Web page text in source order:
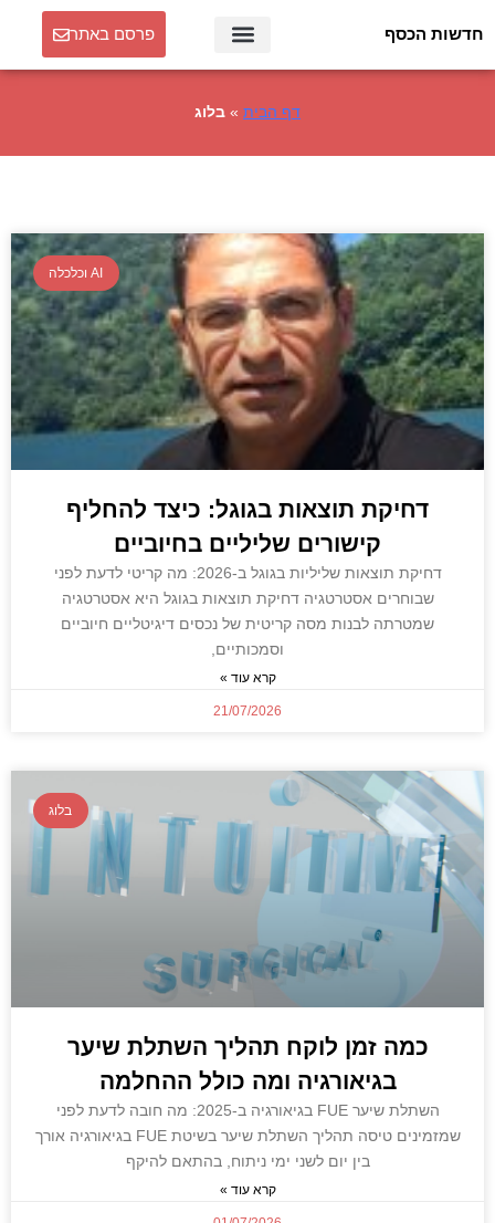
חדשות הכסף פרסם באתר
דף הבית » בלוג
AI וכלכלה
דחיקת תוצאות בגוגל: כיצד להחליף
קישורים שליליים בחיוביים
דחיקת תוצאות שליליות בגוגל ב-2026: מה קריטי לדעת לפני
שבוחרים אסטרטגיה דחיקת תוצאות בגוגל היא אסטרטגיה
שמטרתה לבנות מסה קריטית של נכסים דיגיטליים חיוביים
וסמכותיים,
קרא עוד »
21/07/2026
בלוג
כמה זמן לוקח תהליך השתלת שיער
בגיאורגיה ומה כולל ההחלמה
השתלת שיער FUE בגיאורגיה ב-2025: מה חובה לדעת לפני
שמזמינים טיסה תהליך השתלת שיער בשיטת FUE בגיאורגיה אורך
בין יום לשני ימי ניתוח, בהתאם להיקף
קרא עוד »